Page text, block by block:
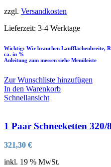
zzgl. Versandkosten
Lieferzeit: 3-4 Werktage
Wichtig: Wir brauchen Laufflächenbreite,
ca. in %
Anleitung zum messen siehe Menüleiste
Zur Wunschliste hinzufügen
In den Warenkorb
Schnellansicht
1 Paar Schneeketten
321,30 €
inkl. 19 % MwSt.